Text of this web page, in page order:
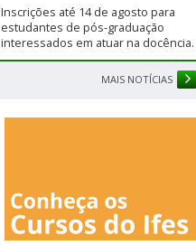
Inscrições até 14 de agosto para
estudantes de pós-graduação
interessados em atuar na docência.
MAIS NOTÍCIAS